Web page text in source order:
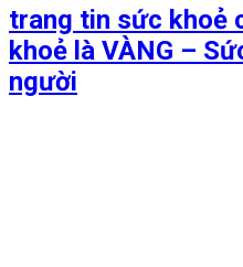
trang tin sức khoẻ
khoẻ là VÀNG –
người